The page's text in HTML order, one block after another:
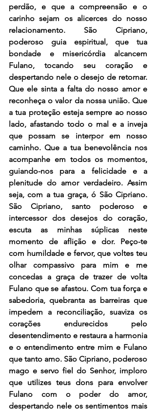
perdão, e que a compreensão e o
carinho sejam os alicerces do nosso
relacionamento. São Cipriano,
poderoso guia espiritual, que tua
bondade e misericórdia alcancem
Fulano, tocando seu coração e
despertando nele o desejo de retornar.
Que ele sinta a falta do nosso amor e
reconheça o valor da nossa união. Que
a tua proteção esteja sempre ao nosso
lado, afastando todo o mal e a inveja
que possam se interpor em nosso
caminho. Que a tua benevolência nos
acompanhe em todos os momentos,
guiando-nos para a felicidade e a
plenitude do amor verdadeiro. Assim
seja, com a tua graça, ó São Cipriano.
São Cipriano, santo poderoso e
intercessor dos desejos do coração,
escuta as minhas súplicas neste
momento de aflição e dor. Peço-te
com humildade e fervor, que voltes teu
olhar compassivo para mim e me
concedas a graça de trazer de volta
Fulano que se afastou. Com tua força e
sabedoria, quebranta as barreiras que
impedem a reconciliação, suaviza os
corações endurecidos pelo
desentendimento e restaura a harmonia
e o entendimento entre mim e Fulano
que tanto amo. São Cipriano, poderoso
mago e servo fiel do Senhor, imploro
que utilizes teus dons para envolver
Fulano com o poder do amor,
despertando nele os sentimentos mais